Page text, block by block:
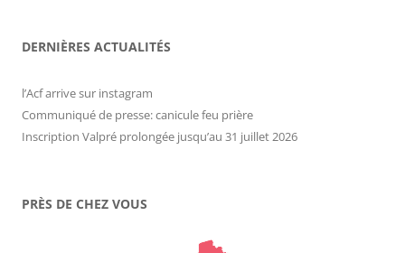
DERNIÈRES ACTUALITÉS
l’Acf arrive sur instagram
Communiqué de presse: canicule feu prière
Inscription Valpré prolongée jusqu’au 31 juillet 2026
PRÈS DE CHEZ VOUS